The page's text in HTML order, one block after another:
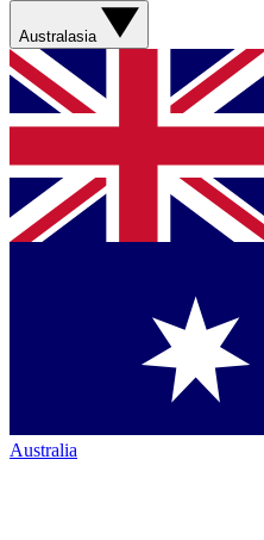
Australasia
Australia